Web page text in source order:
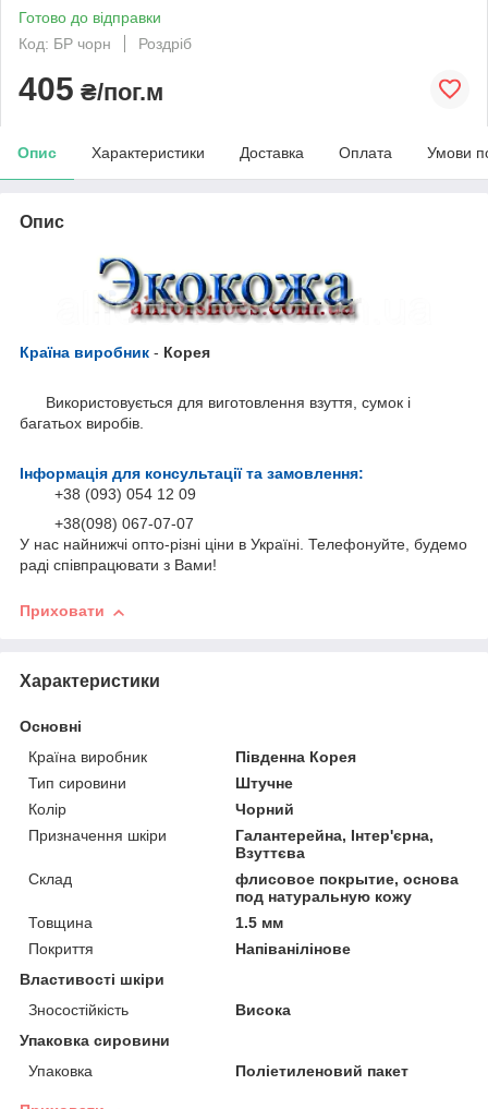
Готово до відправки
Код: БР чорн
Роздріб
405 ₴/пог.м
Опис Характеристики Доставка Оплата Умови
Опис
Країна виробник - Корея
Використовується для виготовлення взуття, сумок і
багатьох виробів.
Інформація для консультації та замовлення:
+38 (093) 054 12 09
+38(098) 067-07-07
У нас найнижчі опто-різні ціни в Україні. Телефонуйте, будемо
раді співпрацювати з Вами!
Приховати
Характеристики
Основні
Країна виробник
Південна Корея
Тип сировини
Штучне
Колір
Чорний
Призначення шкіри
Галантерейна, Інтер'єрна,
Взуттєва
Склад
флисовое покрытие, основа
под натуральную кожу
Товщина
1.5 мм
Покриття
Напіванілінове
Властивості шкіри
Зносостійкість
Висока
Упаковка сировини
Упаковка
Поліетиленовий пакет